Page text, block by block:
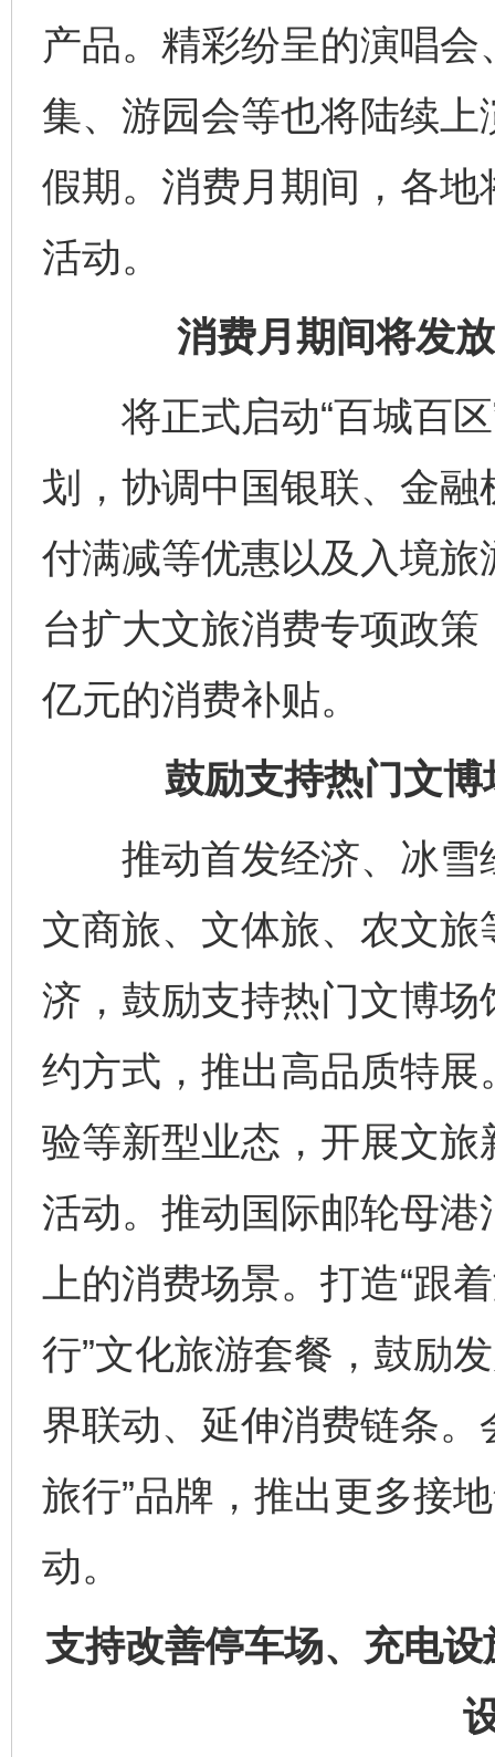
产品。精彩纷呈的演唱
集、游园会等也将陆续
假期。消费月期间，各
活动。
消费月期间将发
将正式启动“百城百区
划，协调中国银联、金
付满减等优惠以及入境
台扩大文旅消费专项政
亿元的消费补贴。
鼓励支持热门文
推动首发经济、冰雪
文商旅、文体旅、农文
济，鼓励支持热门文博
约方式，推出高品质特
验等新型业态，开展文
活动。推动国际邮轮母
上的消费场景。打造“跟
行”文化旅游套餐，鼓励
界联动、延伸消费链条。
旅行”品牌，推出更多接
动。
支持改善停车场、充电